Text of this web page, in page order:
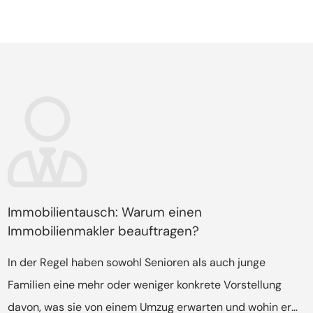
Immobilientausch: Warum einen
Immobilienmakler beauftragen?
In der Regel haben sowohl Senioren als auch junge
Familien eine mehr oder weniger konkrete Vorstellung
davon, was sie von einem Umzug erwarten und wohin er